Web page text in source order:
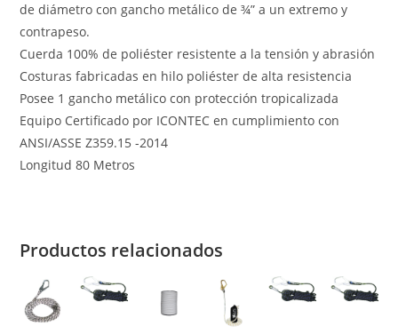
de diámetro con gancho metálico de ¾” a un extremo y
contrapeso.
Cuerda 100% de poliéster resistente a la tensión y abrasión
Costuras fabricadas en hilo poliéster de alta resistencia
Posee 1 gancho metálico con protección tropicalizada
Equipo Certificado por ICONTEC en cumplimiento con
ANSI/ASSE Z359.15 -2014
Longitud 80 Metros
Productos relacionados